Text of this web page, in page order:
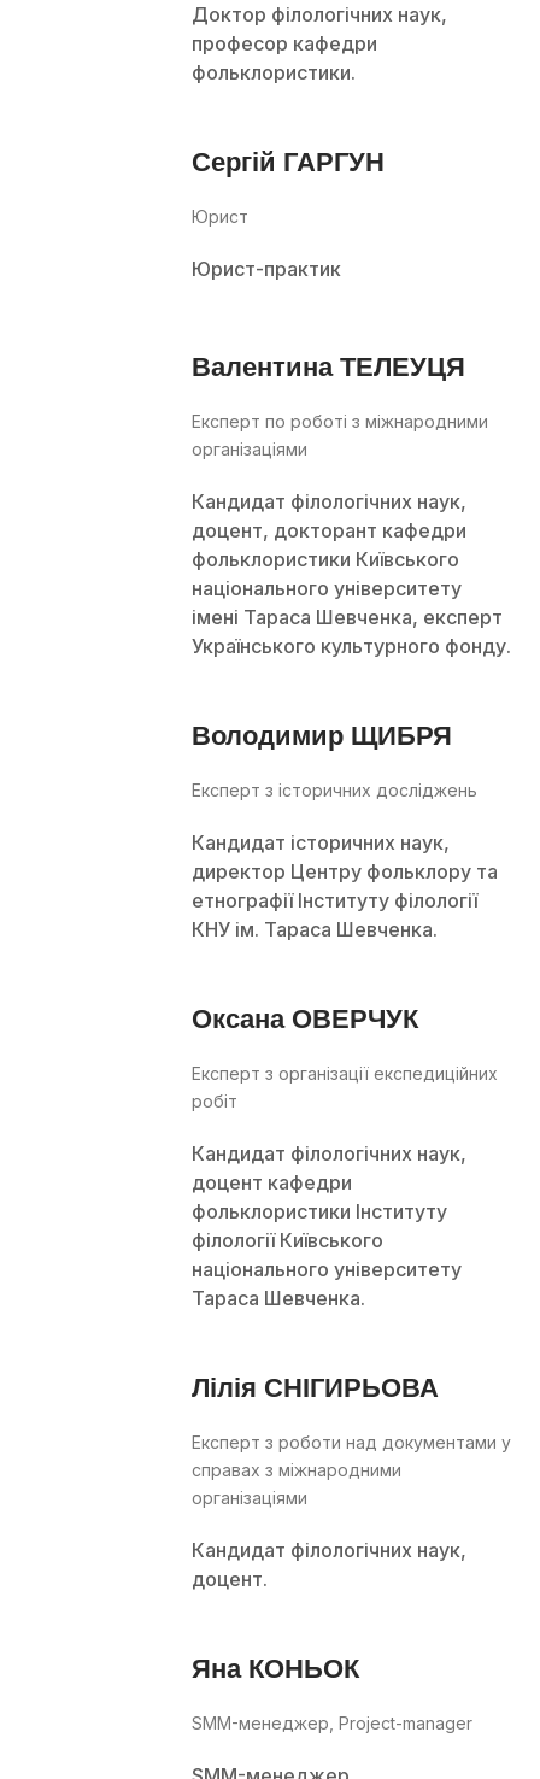
Доктор філологічних наук,
професор кафедри
фольклористики.
Сергій ГАРГУН
Юрист
Юрист-практик
Валентина ТЕЛЕУЦЯ
Експерт по роботі з міжнародними
організаціями
Кандидат філологічних наук,
доцент, докторант кафедри
фольклористики Київського
національного університету
імені Тараса Шевченка, експерт
Українського культурного фонду.
Володимир ЩИБРЯ
Експерт з історичних досліджень
Кандидат історичних наук,
директор Центру фольклору та
етнографії Інституту філології
КНУ ім. Тараса Шевченка.
Оксана ОВЕРЧУК
Експерт з організації експедиційних
робіт
Кандидат філологічних наук,
доцент кафедри
фольклористики Інституту
філології Київського
національного університету
Тараса Шевченка.
Лілія СНІГИРЬОВА
Експерт з роботи над документами у
справах з міжнародними
організаціями
Кандидат філологічних наук,
доцент.
Яна КОНЬОК
SMM-менеджер, Project-manager